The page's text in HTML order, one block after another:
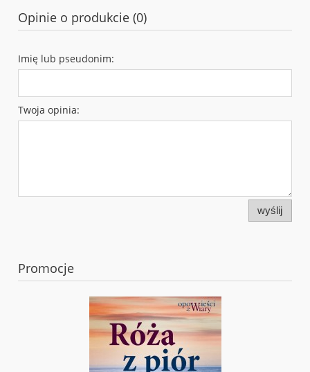
Opinie o produkcie (0)
Imię lub pseudonim:
Twoja opinia:
wyślij
Promocje